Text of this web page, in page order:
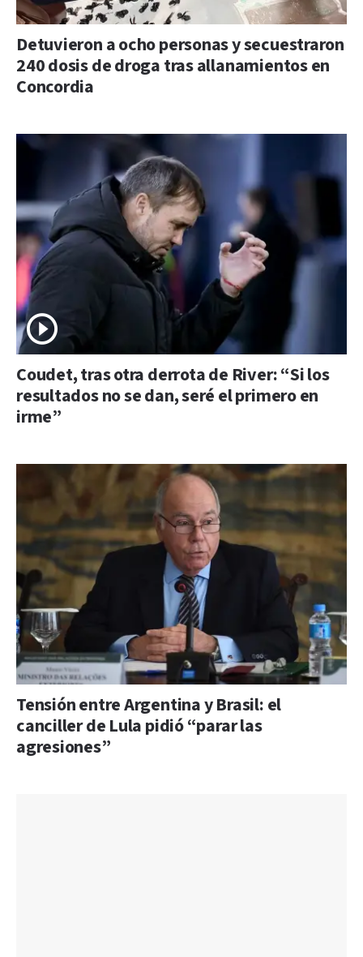
Detuvieron a ocho personas y secuestraron
240 dosis de droga tras allanamientos en
Concordia
Coudet, tras otra derrota de River: “Si los
resultados no se dan, seré el primero en
irme”
Tensión entre Argentina y Brasil: el
canciller de Lula pidió “parar las
agresiones”